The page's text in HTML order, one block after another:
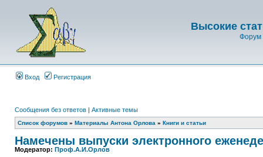
Высокие
Форум
Вход Регистрация
Сообщения без ответов | Активные темы
Список форумов » Материалы Антона Орлова » Книги и статьи
Намечены выпуски электронного
Модератор: Проф.А.И.Орлов